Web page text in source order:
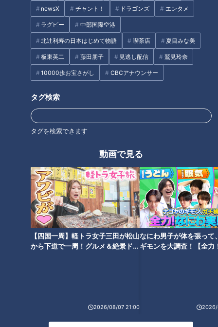
newsX チャント！ ドラゴンズ エンタメ
ラグビー 中部国際空港
北辻利寿の日本はじめて物語 喫茶店 夏目みな美
板東英二 藤田朋子 見逃し配信 鷲見玲奈
10000歩お宝さがし CBCアナウンサー
タグ検索
タグを検索できます
動画で見る
【四国一周】軽トラ女子三田が松山
から下道で一周！グルメ＆絶景ドラ
2026/08/07 21:00
なにわ男子が体を張って
ギモンを大調査！【全力
2026/
モーニングも
タグ
エンタメ ちょい足し テレビ番組 ミキ
大正の日用品から令和のマスク
まで…家に眠る品々「捨てるに
は勿体ない」山あいにひっそり
佇む資料館 展示がスゴすぎた
サバンナ八木、ロケで起こし
た“ガチ奇跡”…牧場の牛に飼い主
の居場所尋ね、普通に教えても
らう 最終的に馬も紹介
た」空や地面しか見えない時間
を過ごした“車の遊園地”
むき選手権」が混沌すぎた